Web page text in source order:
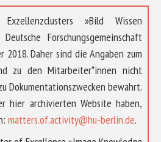
»Bild Wissen
Forschungsgemeinschaft
2018. Daher sind die Angaben zum
zu den Mitarbeiter*innen nicht
Dokumentationszwecken bewahrt.
hier archivierten Website haben,
matters.of.activity@hu-berlin.de.